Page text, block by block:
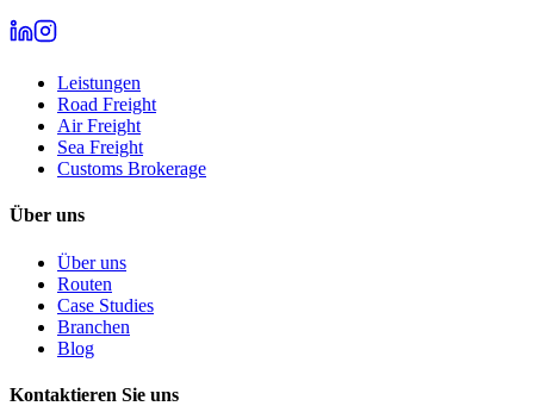
Leistungen
Road Freight
Air Freight
Sea Freight
Customs Brokerage
Über uns
Über uns
Routen
Case Studies
Branchen
Blog
Kontaktieren Sie uns